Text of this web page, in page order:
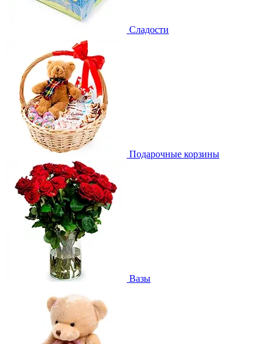
Сладости
Подарочные корзины
Вазы